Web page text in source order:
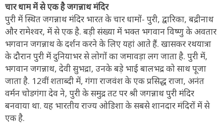
चार धाम में से एक है जगन्नाथ मंदिर
पुरी में स्थित जगन्नाथ मंदिर भारत के चार धामों- पुरी, द्वारिका, बद्रीनाथ
और रामेश्वर, में से एक है. बड़ी संख्या में भक्त भगवान विष्णु के अवतार
भगवान जगन्नाथ के दर्शन करने के लिए यहां आते हैं. खासकर रथयात्रा
के दौरान पुरी में दुनियाभर से लोगों का जमावड़ा लग जाता है. पुरी में,
भगवान जगन्नाथ, देवी सुभद्रा, उनके बड़े भाई बालभद्र को साथ पूजा
जाता है. 12वीं शताब्दी में, गंगा राजवंश के एक प्रसिद्ध राजा, अनंत
वर्मन चोडगंगा देव ने, पुरी के समुद्र तट पर श्री जगन्नाथ पुरी मंदिर
बनवाया था. यह भारतीय राज्य ओडिशा के सबसे शानदार मंदिरों में से
एक है.